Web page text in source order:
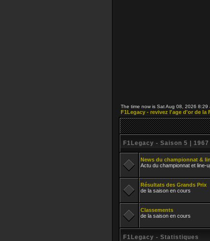
The time now is Sat Aug 08, 2026 8:29
F1Legacy - revivez l'age d'or de la
F1Legacy - Saison 5 | 1967
News du championnat &
Actu du championnat et line-
Résultats des Grands Prix
de la saison en cours
Classements
de la saison en cours
F1Legacy - Statistiques